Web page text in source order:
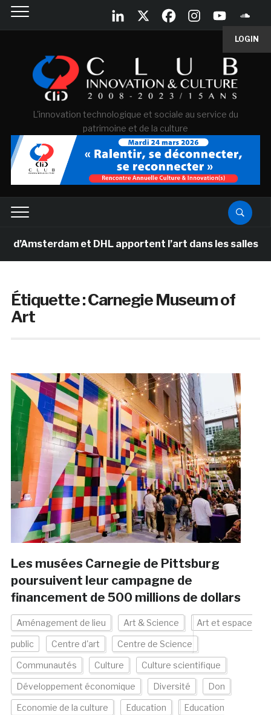
LOGIN
L'innovation technologique et sociale au service du
patrimoine et de la culture
et DHL apportent l’art dans les salles de
Étiquette :Carnegie Museum of
Art
Les musées Carnegie de Pittsburg
poursuivent leur campagne de
financement de 500 millions de dollars
Aménagement de lieu Art & Science Art et espace
public Centre d'art Centre de Science
Communautés Culture Culture scientifique
Développement économique Diversité Don
Economie de la culture Education Education